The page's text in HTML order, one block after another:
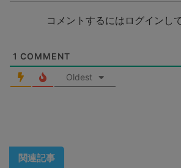
コメントするにはログインし
1 COMMENT
Oldest
関連記事